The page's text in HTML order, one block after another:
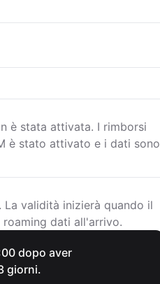
è stata attivata. I rimborsi
è stato attivato e i dati sono
validità inizierà quando il
dati all'arrivo.
dopo aver
giorni.